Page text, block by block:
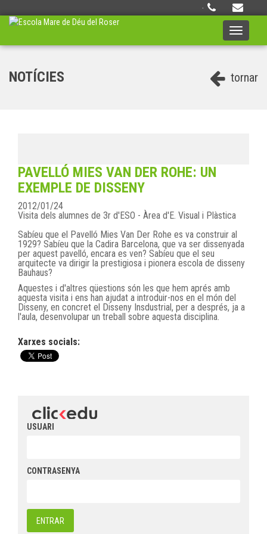
·
Toggle
tornar
NOTÍCIES
PAVELLÓ MIES VAN DER ROHE: UN
EXEMPLE DE DISSENY
2012/01/24
Visita dels alumnes de 3r d'ESO - Àrea d'E. Visual i Plàstica
Sabíeu que el Pavelló Mies Van Der Rohe es va construir al
1929? Sabíeu que la Cadira Barcelona, que va ser dissenyada
per aquest pavelló, encara es ven? Sabíeu que el seu
arquitecte va dirigir la prestigiosa i pionera escola de disseny
Bauhaus?
Aquestes i d'altres qüestions són les que hem aprés amb
aquesta visita i ens han ajudat a introduir-nos en el món del
Disseny, en concret el Disseny Insdustrial, per a després, ja a
l'aula, desenvolupar un treball sobre aquesta disciplina.
Xarxes socials:
USUARI
CONTRASENYA